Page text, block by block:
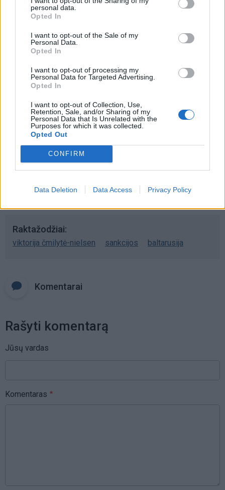
personal data.
Opted In
I want to opt-out of the Sale of my
Personal Data.
Opted In
I want to opt-out of processing my
Personal Data for Targeted Advertising.
Opted In
I want to opt-out of Collection, Use,
Retention, Sale, and/or Sharing of my
Personal Data that Is Unrelated with the
Purposes for which it was collected.
Opted Out
CONFIRM
Data Deletion Data Access Privacy Policy
Šiuo metu skaitomiausi
triumfas visuose reikaluose
pasieks proveržį, kurio taip ilgai
laukė
audringas vakaras: kur stipriausiai
lis ir griaudės?
Raktažodžiai
viktorija čmilytė-nielsen sankcijos baltarusija
Komentarai
Rašyti komentarą
Jūsų vardas
Komentaras